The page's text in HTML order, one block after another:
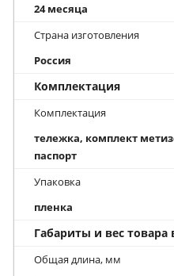
24 месяца
Страна изготовления
Россия
Комплектация
Комплектация
тележка, комплект
паспорт
Упаковка
пленка
Габариты и вес товара
Общая длина, мм